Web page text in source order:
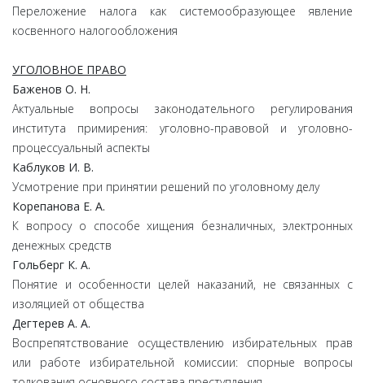
Переложение налога как системообразующее явление
косвенного налогообложения
УГОЛОВНОЕ ПРАВО
Баженов О. Н.
Актуальные вопросы законодательного регулирования
института примирения: уголовно-правовой и уголовно-
процессуальный аспекты
Каблуков И. В.
Усмотрение при принятии решений по уголовному делу
Корепанова Е. А.
К вопросу о способе хищения безналичных, электронных
денежных средств
Гольберг К. А.
Понятие и особенности целей наказаний, не связанных с
изоляцией от общества
Дегтерев А. А.
Воспрепятствование осуществлению избирательных прав
или работе избирательной комиссии: спорные вопросы